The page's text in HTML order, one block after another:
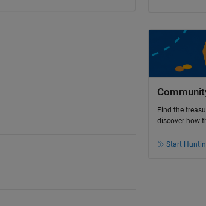
Find the
discover how
Start